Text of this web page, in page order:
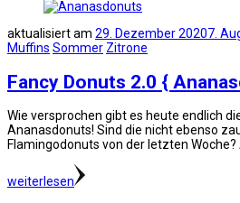
aktualisiert am 29. Dezember 20207.
Muffins Sommer Zitrone
Fancy Donuts 2.0 {
Wie versprochen gibt es heute endlich
Ananasdonuts! Sind die nicht ebenso
Flamingodonuts von der letzten Woche?
weiterlesen